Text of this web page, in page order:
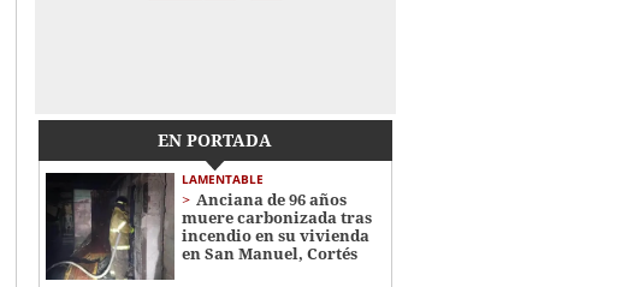
EN PORTADA
LAMENTABLE
Anciana de 96 años
muere carbonizada tras
incendio en su vivienda
en San Manuel, Cortés